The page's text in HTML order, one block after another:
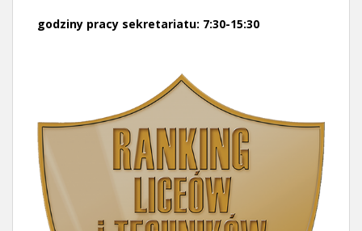
godziny pracy sekretariatu: 7:30-15:30